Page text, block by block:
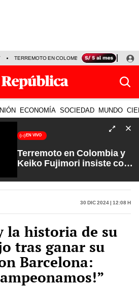
TERREMOTO EN COLOMBIA EN VIVO
ECONOMÍA SOCIEDAD MUNDO
EN VIVO
Terremoto en Colombia y
Keiko Fujimori insiste con
Olvide con Carlos Cornejo
30 Dic 2024 | 12:08 h
la historia de su
tras ganar su
Barcelona: